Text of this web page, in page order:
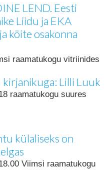
LEND. Eesti
Liidu ja EKA
köite osakonna
raamatukogu vitriinides
Lilli Luuk
raamatukogu suures
külaliseks on
Viimsi raamatukogu